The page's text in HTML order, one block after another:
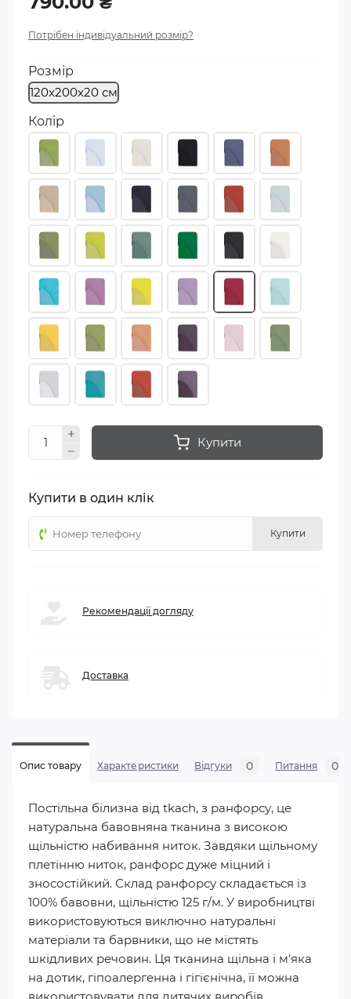
Потрібен індивідуальний розмір?
Розмір
120х200х20 см
Колір
Купити
Купити в один клік
Купити
Рекомендації догляду
Доставка
Опис товару Характеристики Відгуки 0 Питання 0
Постільна білизна від tkach, з ранфорсу, це
натуральна бавовняна тканина з високою
щільністю набивання ниток. Завдяки щільному
плетінню ниток, ранфорс дуже міцний і
зносостійкий. Склад ранфорсу складається із
100% бавовни, щільністю 125 г/м. У виробництві
використовуються виключно натуральні
матеріали та барвники, що не містять
шкідливих речовин. Ця тканина щільна і м'яка
на дотик, гіпоалергенна і гігієнічна, її можна